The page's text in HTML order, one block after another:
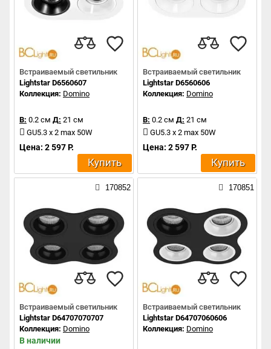
Встраиваемый светильник
Lightstar D6560607
Коллекция: Domino
В: 0.2 см Д: 21 см
GU5.3 x 2 max 50W
Цена: 2 597 Р.
Купить
Встраиваемый светильник
Lightstar D6560606
Коллекция: Domino
В: 0.2 см Д: 21 см
GU5.3 x 2 max 50W
Цена: 2 597 Р.
Купить
170852
Встраиваемый светильник
Lightstar D64707070707
Коллекция: Domino
В наличии
170851
Встраиваемый светильник
Lightstar D64707060606
Коллекция: Domino